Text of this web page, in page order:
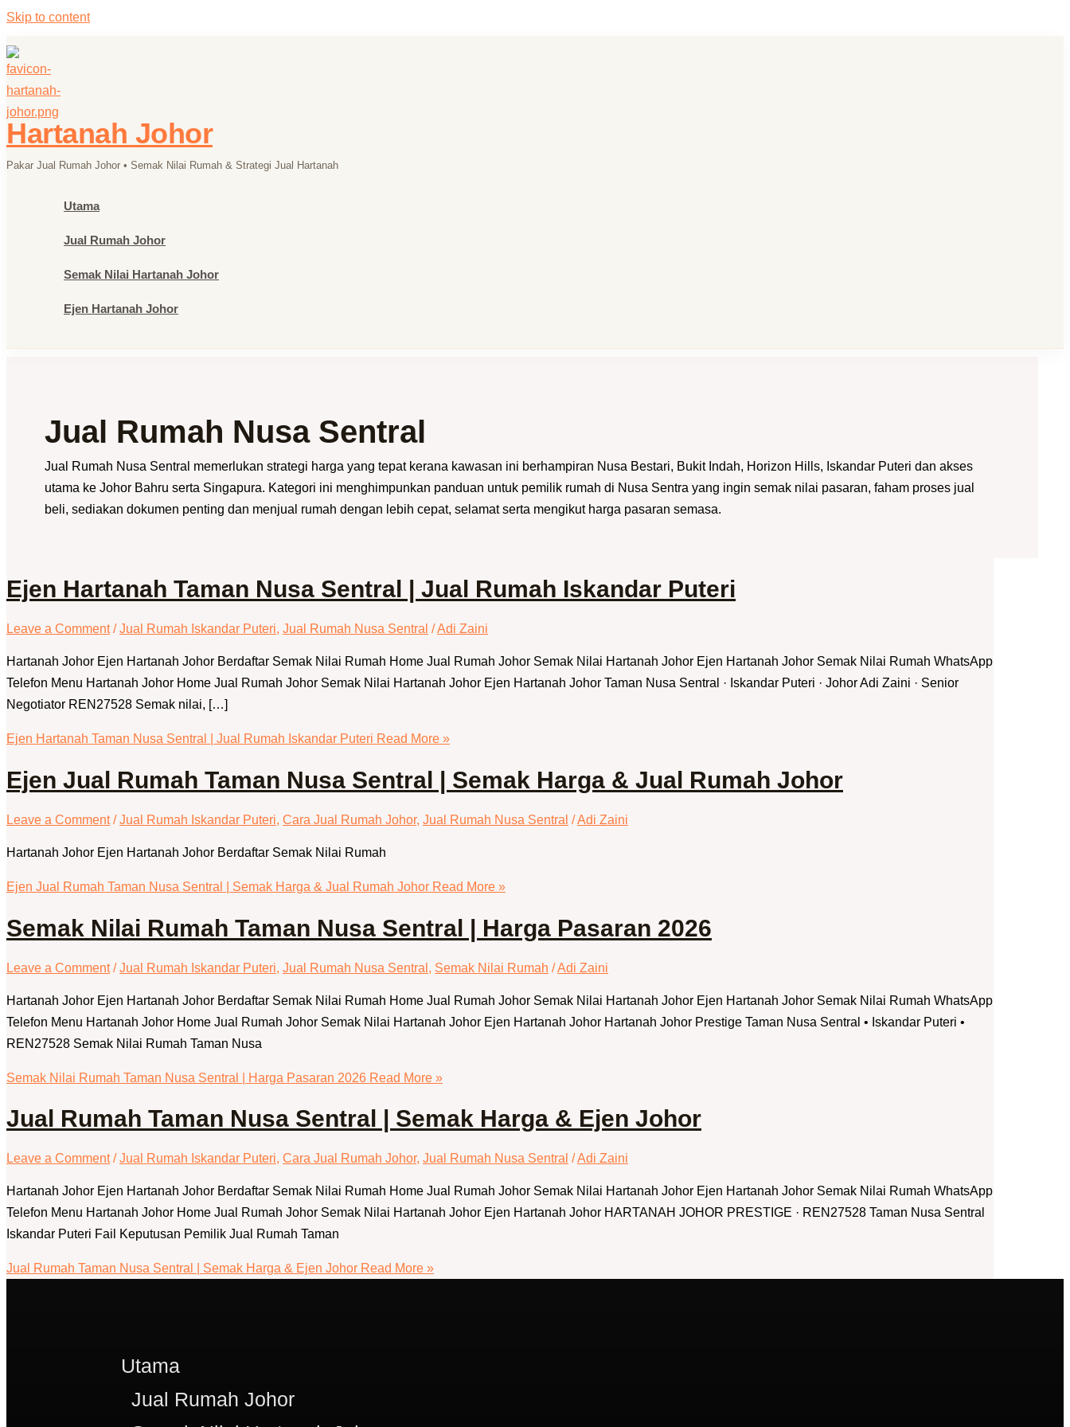
Skip to content
Hartanah Johor
Pakar Jual Rumah Johor • Semak Nilai Rumah & Strategi Jual Hartanah
Utama
Jual Rumah Johor
Semak Nilai Hartanah Johor
Ejen Hartanah Johor
Jual Rumah Nusa Sentral
Jual Rumah Nusa Sentral memerlukan strategi harga yang tepat kerana kawasan ini berhampiran Nusa Bestari, Bukit Indah, Horizon Hills, Iskandar Puteri dan akses
utama ke Johor Bahru serta Singapura. Kategori ini menghimpunkan panduan untuk pemilik rumah di Nusa Sentra yang ingin semak nilai pasaran, faham proses jual
beli, sediakan dokumen penting dan menjual rumah dengan lebih cepat, selamat serta mengikut harga pasaran semasa.
Ejen Hartanah Taman Nusa Sentral | Jual Rumah Iskandar Puteri
Leave a Comment /Jual Rumah Iskandar Puteri, Jual Rumah Nusa Sentral /Adi Zaini
Hartanah Johor Ejen Hartanah Johor Berdaftar Semak Nilai Rumah Home Jual Rumah Johor Semak Nilai Hartanah Johor Ejen Hartanah Johor Semak Nilai Rumah WhatsApp
Telefon Menu Hartanah Johor Home Jual Rumah Johor Semak Nilai Hartanah Johor Ejen Hartanah Johor Taman Nusa Sentral · Iskandar Puteri · Johor Adi Zaini · Senior
Negotiator REN27528 Semak nilai, […]
Ejen Hartanah Taman Nusa Sentral | Jual Rumah Iskandar Puteri Read More »
Ejen Jual Rumah Taman Nusa Sentral | Semak Harga & Jual Rumah Johor
Leave a Comment /Jual Rumah Iskandar Puteri, Cara Jual Rumah Johor, Jual Rumah Nusa Sentral /Adi Zaini
Hartanah Johor Ejen Hartanah Johor Berdaftar Semak Nilai Rumah
Ejen Jual Rumah Taman Nusa Sentral | Semak Harga & Jual Rumah Johor Read More »
Semak Nilai Rumah Taman Nusa Sentral | Harga Pasaran 2026
Leave a Comment /Jual Rumah Iskandar Puteri, Jual Rumah Nusa Sentral , Semak Nilai Rumah /Adi Zaini
Hartanah Johor Ejen Hartanah Johor Berdaftar Semak Nilai Rumah Home Jual Rumah Johor Semak Nilai Hartanah Johor Ejen Hartanah Johor Semak Nilai Rumah WhatsApp
Telefon Menu Hartanah Johor Home Jual Rumah Johor Semak Nilai Hartanah Johor Ejen Hartanah Johor Hartanah Johor Prestige Taman Nusa Sentral • Iskandar Puteri •
REN27528 Semak Nilai Rumah Taman Nusa
Semak Nilai Rumah Taman Nusa Sentral | Harga Pasaran 2026 Read More »
Jual Rumah Taman Nusa Sentral | Semak Harga & Ejen Johor
Leave a Comment /Jual Rumah Iskandar Puteri, Cara Jual Rumah Johor, Jual Rumah Nusa Sentral /Adi Zaini
Hartanah Johor Ejen Hartanah Johor Berdaftar Semak Nilai Rumah Home Jual Rumah Johor Semak Nilai Hartanah Johor Ejen Hartanah Johor Semak Nilai Rumah WhatsApp
Telefon Menu Hartanah Johor Home Jual Rumah Johor Semak Nilai Hartanah Johor Ejen Hartanah Johor HARTANAH JOHOR PRESTIGE · REN27528 Taman Nusa Sentral
Iskandar Puteri Fail Keputusan Pemilik Jual Rumah Taman
Jual Rumah Taman Nusa Sentral | Semak Harga & Ejen Johor Read More »
Utama
Jual Rumah Johor